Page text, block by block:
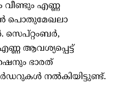
വീണ്ടും എണ്ണ
പൊതുമേഖലാ
ആവശ്യപ്പെട്ട്
ഭാരത്
നൽകിയിട്ടുണ്ട്.